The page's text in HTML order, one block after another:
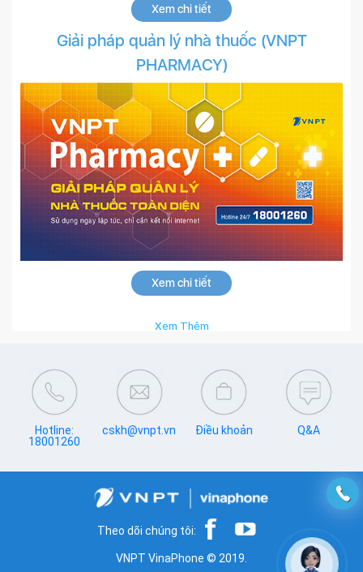
Xem chi tiết
Giải pháp quản lý nhà thuốc (VNPT
PHARMACY)
Xem chi tiết
Xem Thêm
Hotline:
18001260
cskh@vnpt.vn Điều khoản Q&A
Theo dõi chúng tôi:
VNPT VinaPhone © 2019.